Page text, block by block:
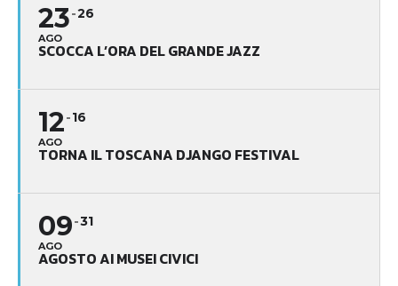
23
AGO
26
SCOCCA L’ORA DEL GRANDE JAZZ
12
AGO
16
TORNA IL TOSCANA DJANGO FESTIVAL
09
AGO
31
AGOSTO AI MUSEI CIVICI